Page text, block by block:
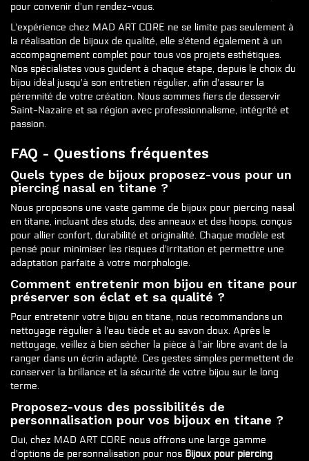
pour convenir d'un rendez-vous.
L'expérience chez MAD ART CORE ne se limite pas seulement à
la réalisation de bijoux de qualité, elle s'étend également à un
accompagnement complet pour tous vos projets esthétiques.
Nos spécialistes vous guident à chaque étape, depuis le choix du
bijou idéal jusqu'à son entretien régulier, afin d'assurer la
pérennité de votre création. Nous sommes fiers de desservir
Saint-Nazaire et sa région avec professionnalisme, intégrité et
passion.
FAQ - Questions fréquentes
Quels types de bijoux proposez-vous pour un
piercing nasal en titane ?
Nous proposons une vaste gamme de bijoux pour piercing nasal
en titane, incluant des studs, des anneaux et des hoops, conçus
pour allier confort, durabilité et originalité. Chaque modèle est
pensé pour minimiser les risques d'irritation et permettre une
adaptation parfaite à votre morphologie.
Comment entretenir mon bijou en titane pour
préserver son éclat et sa qualité ?
Pour entretenir votre bijou en titane, nous recommandons un
nettoyage régulier à l'eau tiède et au savon doux. Après le
nettoyage, veillez à bien sécher la pièce à l'air libre avant de la
ranger dans un écrin adapté. Ces gestes simples permettent de
conserver la brillance et la sécurité de votre bijou sur le long
terme.
Proposez-vous des possibilités de
personnalisation pour vos bijoux en titane ?
Oui, chez MAD ART CORE nous offrons une large gamme
d'options de personnalisation pour nos Bijoux pour piercing